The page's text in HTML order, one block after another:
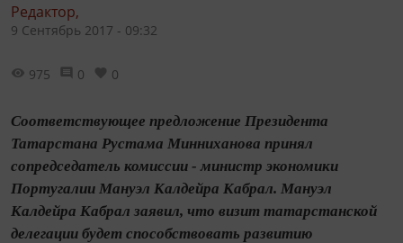
Редактор,
9 Сентябрь 2017 - 09:32
975 0 0
Соответствующее предложение Президента
Татарстана Рустама Минниханова принял
сопредседатель комиссии - министр экономики
Португалии Мануэл Калдейра Кабрал. Мануэл
Калдейра Кабрал заявил, что визит татарстанской
делегации будет способствовать развитию